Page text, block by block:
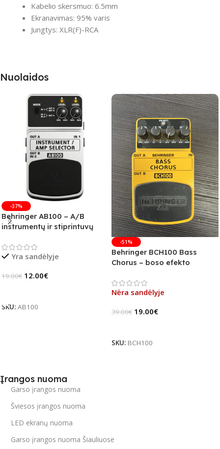
Kabelio skersmuo: 6.5mm
Ekranavimas: 95% varis
Jungtys: XLR(F)-RCA
Nuolaidos
-37%
Behringer AB100 – A/B
instrumentų ir stiprintuvų
Yra sandėlyje
19.00€ 12.00€
SKU: AB100
-51%
Behringer BCH100 Bass
Chorus – boso efekto
Nėra sandėlyje
39.00€ 19.00€
SKU: BCH100
Įrangos nuoma
Garso įrangos nuoma
Šviesos įrangos nuoma
LED ekranų nuoma
Garso įrangos nuoma Šiauliuose